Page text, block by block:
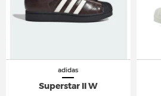
adidas
Superstar II W